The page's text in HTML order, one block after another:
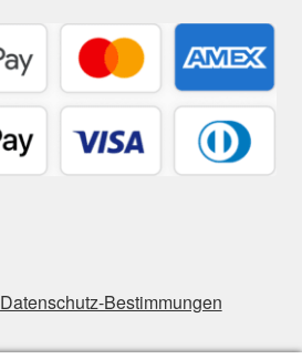
Datenschutz-Bestimmungen